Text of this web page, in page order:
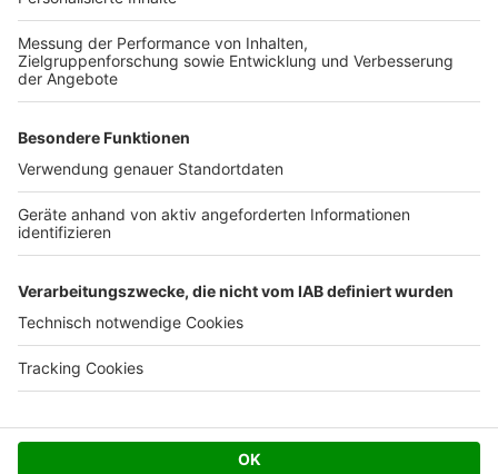
Kostenloses Infogespräch